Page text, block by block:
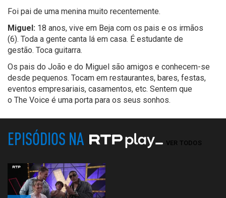
Foi pai de uma menina muito recentemente.
Miguel: 18 anos, vive em Beja com os pais e os irmãos
(6). Toda a gente canta lá em casa. É estudante de
gestão. Toca guitarra.
Os pais do João e do Miguel são amigos e conhecem-se
desde pequenos. Tocam em restaurantes, bares, festas,
eventos empresariais, casamentos, etc. Sentem que
o The Voice é uma porta para os seus sonhos.
EPISÓDIOS NA VER TODOS